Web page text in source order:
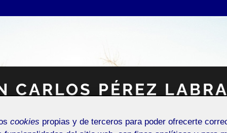
CARLOS PÉREZ
Espacio Personal
cookies propias y de terceros para poder ofrecerte